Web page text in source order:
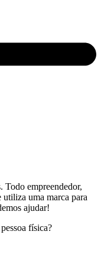
Todo empreendedor,
uma marca para
ajudar!
física?